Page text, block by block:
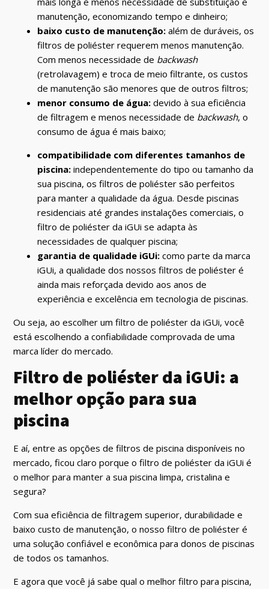
manutenção, economizando tempo e dinheiro;
baixo custo de manutenção: além de duráveis, os
filtros de poliéster requerem menos manutenção.
Com menos necessidade de backwash
(retrolavagem) e troca de meio filtrante, os custos
de manutenção são menores que de outros filtros;
menor consumo de água: devido à sua eficiência
de filtragem e menos necessidade de backwash, o
consumo de água é mais baixo;
compatibilidade com diferentes tamanhos de
piscina:independentemente do tipo ou tamanho da
sua piscina, os filtros de poliéster são perfeitos
para manter a qualidade da água. Desde piscinas
residenciais até grandes instalações comerciais, o
filtro de poliéster da iGUi se adapta às
necessidades de qualquer piscina;
garantia de qualidade iGUi: como parte da marca
iGUi, a qualidade dos nossos filtros de poliéster é
ainda mais reforçada devido aos anos de
experiência e excelência em tecnologia de piscinas.
Ou seja, ao escolher um filtro de poliéster da iGUi, você
está escolhendo a confiabilidade comprovada de uma
marca líder do mercado.
Filtro de poliéster da iGUi: a
melhor opção para sua
piscina
E aí, entre as opções de filtros de piscina disponíveis no
mercado, ficou claro porque o filtro de poliéster da iGUi é
o melhor para manter a sua piscina limpa, cristalina e
segura?
Com sua eficiência de filtragem superior, durabilidade e
baixo custo de manutenção, o nosso filtro de poliéster é
uma solução confiável e econômica para donos de piscinas
de todos os tamanhos.
E agora que você já sabe qual o melhor filtro para piscina,